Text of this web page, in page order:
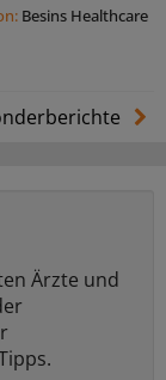
Besins Healthcare
Ärzte und